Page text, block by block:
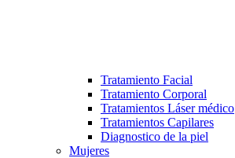
Tratamiento Facial
Tratamiento Corporal
Tratamientos Láser médico
Tratamientos Capilares
Diagnostico de la piel
Mujeres